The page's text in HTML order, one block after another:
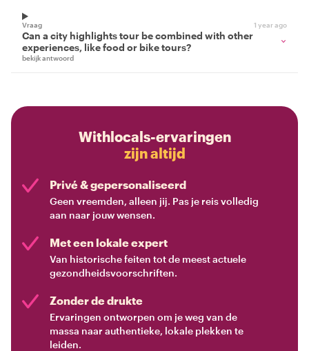
Vraag 1 year ago
Can a city highlights tour be combined with other
experiences, like food or bike tours?
bekijk antwoord
Withlocals-ervaringen
zijn altijd
Privé & gepersonaliseerd
Geen vreemden, alleen jij. Pas je reis volledig
aan naar jouw wensen.
Met een lokale expert
Van historische feiten tot de meest actuele
gezondheidsvoorschriften.
Zonder de drukte
Ervaringen ontworpen om je weg van de
massa naar authentieke, lokale plekken te
leiden.